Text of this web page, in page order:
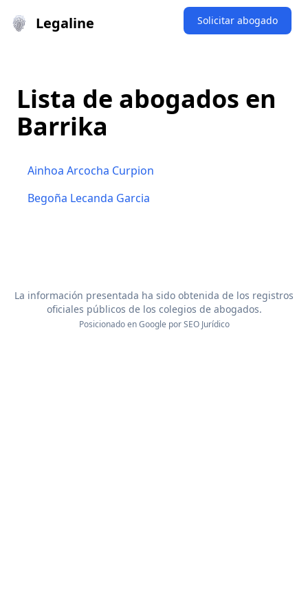
Legaline Solicitar abogado
Lista de abogados en
Barrika
Ainhoa Arcocha Curpion
Begoña Lecanda Garcia
La información presentada ha sido obtenida de los registros
oficiales públicos de los colegios de abogados.
Posicionado en Google porSEO Jurídico